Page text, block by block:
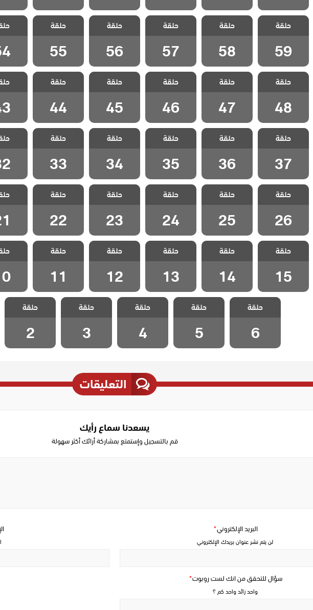
مسلسل مطلوب
حب عاجل مدبلج
الحلقة 59
حلقة
59
مسلسل مطلوب
حب عاجل مدبلج
الحلقة 58
حلقة
58
مسلسل مطلوب
حب عاجل مدبلج
الحلقة 57
حلقة
57
مسلسل مطلوب
حب عاجل مدبلج
الحلقة 56
حلقة
56
مسلسل مطلوب
حب عاجل مدبلج
الحلقة 55
حلقة
55
مسلسل
حب
مسلسل مطلوب
حب عاجل مدبلج
الحلقة 48
حلقة
48
مسلسل مطلوب
حب عاجل مدبلج
الحلقة 47
حلقة
47
مسلسل مطلوب
حب عاجل مدبلج
الحلقة 46
حلقة
46
مسلسل مطلوب
حب عاجل مدبلج
الحلقة 45
حلقة
45
مسلسل مطلوب
حب عاجل مدبلج
الحلقة 44
حلقة
44
مسلسل
حب
مسلسل مطلوب
حب عاجل مدبلج
الحلقة 37
حلقة
37
مسلسل مطلوب
حب عاجل مدبلج
الحلقة 36
حلقة
36
مسلسل مطلوب
حب عاجل مدبلج
الحلقة 35
حلقة
35
مسلسل مطلوب
حب عاجل مدبلج
الحلقة 34
حلقة
34
مسلسل مطلوب
حب عاجل مدبلج
الحلقة 33
حلقة
33
مسلسل
حب
مسلسل مطلوب
حب عاجل مدبلج
الحلقة 26
حلقة
26
مسلسل مطلوب
حب عاجل مدبلج
الحلقة 25
حلقة
25
مسلسل مطلوب
حب عاجل مدبلج
الحلقة 24
حلقة
24
مسلسل مطلوب
حب عاجل مدبلج
الحلقة 23
حلقة
23
مسلسل مطلوب
حب عاجل مدبلج
الحلقة 22
حلقة
22
مسلسل
حب
مسلسل مطلوب
حب عاجل مدبلج
الحلقة 15
حلقة
15
مسلسل مطلوب
حب عاجل مدبلج
الحلقة 14
حلقة
14
مسلسل مطلوب
حب عاجل مدبلج
الحلقة 13
حلقة
13
مسلسل مطلوب
حب عاجل مدبلج
الحلقة 12
حلقة
12
مسلسل مطلوب
حب عاجل مدبلج
الحلقة 11
حلقة
11
مسلسل
حب
مسلسل مطلوب
حب عاجل مدبلج
الحلقة 6
حلقة
6
مسلسل مطلوب
حب عاجل مدبلج
الحلقة 5
حلقة
5
مسلسل مطلوب
حب عاجل مدبلج
الحلقة 4
حلقة
4
مسلسل مطلوب
حب عاجل مدبلج
الحلقة 3
حلقة
3
مسلسل مطلوب
حب عاجل مدبلج
الحلقة 2
حلقة
2
التعليقات
يسعدنا سماع رأيك
قم بالتسجيل وإستمتع بمشاركة أرائك أكثر سهولة
سؤال للتحقق من انك لست روبوت*
واحد زائد واحد كم ؟
البريد الإلكتروني*
لن يتم نشر عنوان بريدك الإلكتروني